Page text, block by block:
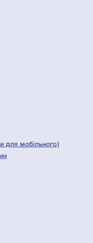
для мобільного)